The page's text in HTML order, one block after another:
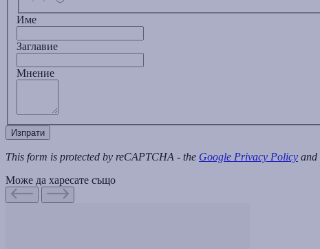
Име
Заглавиe
Мнение
Изпрати
This form is protected by reCAPTCHA - the Google Privacy Policy and
Може да харесате също